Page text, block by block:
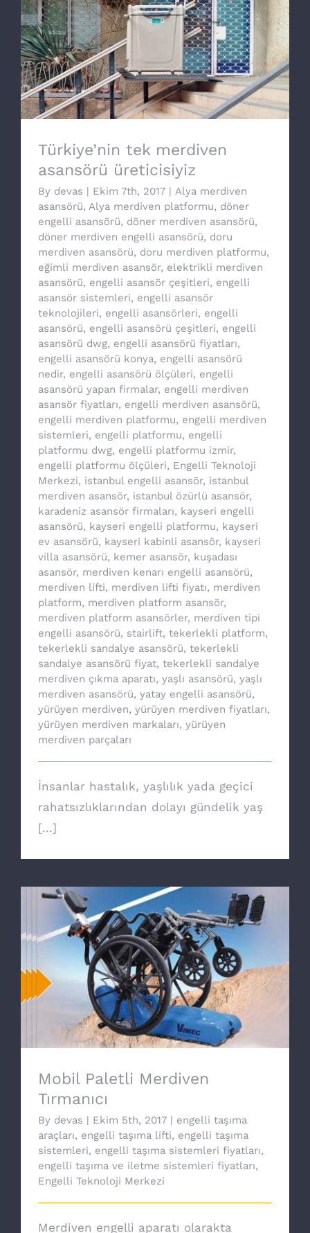
Türkiye’nin tek merdiven asansörü
üreticisiyiz
Türkiye’nin tek merdiven
asansörü üreticisiyiz
By devas | Ekim 7th, 2017 | Alya merdiven
asansörü, Alya merdiven platformu, döner
engelli asansörü, döner merdiven asansörü,
döner merdiven engelli asansörü, doru
merdiven asansörü, doru merdiven platformu,
eğimli merdiven asansör, elektrikli merdiven
asansörü, engelli asansör çeşitleri, engelli
asansör sistemleri, engelli asansör
teknolojileri, engelli asansörleri, engelli
asansörü, engelli asansörü çeşitleri, engelli
asansörü dwg, engelli asansörü fiyatları,
engelli asansörü konya, engelli asansörü
nedir, engelli asansörü ölçüleri, engelli
asansörü yapan firmalar, engelli merdiven
asansör fiyatları, engelli merdiven asansörü,
engelli merdiven platformu, engelli merdiven
sistemleri, engelli platformu, engelli
platformu dwg, engelli platformu izmir,
engelli platformu ölçüleri, Engelli Teknoloji
Merkezi, istanbul engelli asansör, istanbul
merdiven asansör, istanbul özürlü asansör,
karadeniz asansör firmaları, kayseri engelli
asansörü, kayseri engelli platformu, kayseri
ev asansörü, kayseri kabinli asansör, kayseri
villa asansörü, kemer asansör, kuşadası
asansör, merdiven kenarı engelli asansörü,
merdiven lifti, merdiven lifti fiyatı, merdiven
platform, merdiven platform asansör,
merdiven platform asansörler, merdiven tipi
engelli asansörü, stairlift, tekerlekli platform,
tekerlekli sandalye asansörü, tekerlekli
sandalye asansörü fiyat, tekerlekli sandalye
merdiven çıkma aparatı, yaşlı asansörü, yaşlı
merdiven asansörü, yatay engelli asansörü,
yürüyen merdiven, yürüyen merdiven fiyatları,
yürüyen merdiven markaları, yürüyen
merdiven parçaları
İnsanlar hastalık, yaşlılık yada geçici
rahatsızlıklarından dolayı gündelik yaş
[...]
Mobil Paletli Merdiven Tırmanıcı
Mobil Paletli Merdiven
Tırmanıcı
By devas | Ekim 5th, 2017 | engelli taşıma
araçları, engelli taşıma lifti, engelli taşıma
sistemleri, engelli taşıma sistemleri fiyatları,
engelli taşıma ve iletme sistemleri fiyatları,
Engelli Teknoloji Merkezi
Merdiven engelli aparatı olarakta